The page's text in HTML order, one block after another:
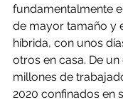
fundamentalmente
de mayor tamaño y
híbrida, con unos
otros en casa. De
millones de
2020 confinados en